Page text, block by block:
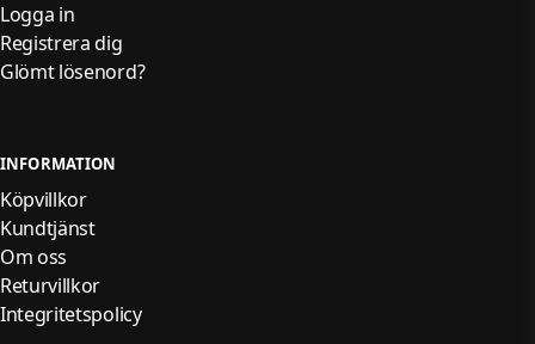
Logga in
Registrera dig
Glömt lösenord?
INFORMATION
Köpvillkor
Kundtjänst
Om oss
Returvillkor
Integritetspolicy